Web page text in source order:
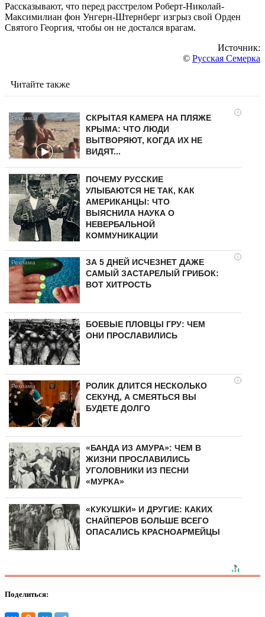
Рассказывают, что перед расстрелом Роберт-Николай-
Максимилиан фон Унгерн-Штернберг изгрыз свой Орден
Святого Георгия, чтобы он не достался врагам.
Источник:
© Русская Семерка
Читайте также
i
СКРЫТАЯ КАМЕРА НА ПЛЯЖЕ
КРЫМА: ЧТО ЛЮДИ
ВЫТВОРЯЮТ, КОГДА ИХ НЕ
ВИДЯТ...
ПОЧЕМУ РУССКИЕ
УЛЫБАЮТСЯ НЕ ТАК, КАК
АМЕРИКАНЦЫ: ЧТО
ВЫЯСНИЛА НАУКА О
НЕВЕРБАЛЬНОЙ
КОММУНИКАЦИИ
i
ЗА 5 ДНЕЙ ИСЧЕЗНЕТ ДАЖЕ
САМЫЙ ЗАСТАРЕЛЫЙ ГРИБОК:
ВОТ ХИТРОСТЬ
БОЕВЫЕ ПЛОВЦЫ ГРУ: ЧЕМ
ОНИ ПРОСЛАВИЛИСЬ
i
РОЛИК ДЛИТСЯ НЕСКОЛЬКО
СЕКУНД, А СМЕЯТЬСЯ ВЫ
БУДЕТЕ ДОЛГО
«БАНДА ИЗ АМУРА»: ЧЕМ В
ЖИЗНИ ПРОСЛАВИЛИСЬ
УГОЛОВНИКИ ИЗ ПЕСНИ
«МУРКА»
«КУКУШКИ» И ДРУГИЕ: КАКИХ
СНАЙПЕРОВ БОЛЬШЕ ВСЕГО
ОПАСАЛИСЬ КРАСНОАРМЕЙЦЫ
Поделиться: